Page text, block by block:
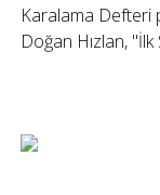
Karalama Defteri
Doğan Hızlan, "İlk